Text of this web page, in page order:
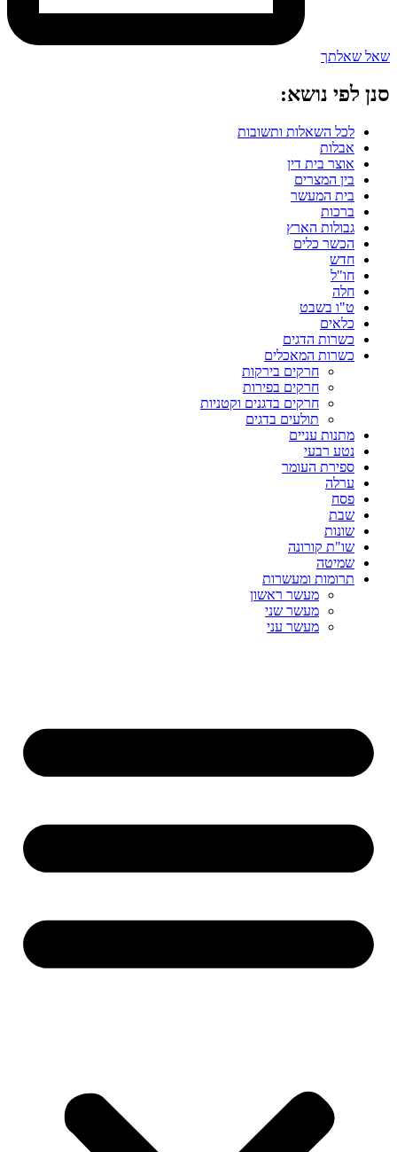
שאל שאלתך
סנן לפי נושא:
לכל השאלות ותשובות
אבלות
אוצר בית דין
בין המצרים
בית המעשר
ברכות
גבולות הארץ
הכשר כלים
חדש
חו"ל
חלה
ט"ו בשבט
כלאים
כשרות הדגים
כשרות המאכלים
חרקים בירקות
חרקים בפירות
חרקים בדגנים וקטניות
תולעים בדגים
מתנות עניים
נטע רבעי
ספירת העומר
ערלה
פסח
שבת
שונות
שו"ת קורונה
שמיטה
תרומות ומעשרות
מעשר ראשון
מעשר שני
מעשר עני